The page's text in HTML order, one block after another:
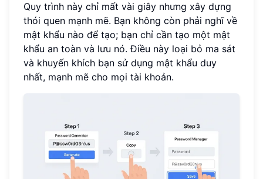
Quy trình này chỉ mất vài giây nhưng xây dựng
thói quen mạnh mẽ. Bạn không còn phải nghĩ về
mật khẩu nào để tạo; bạn chỉ cần tạo một mật
khẩu an toàn và lưu nó. Điều này loại bỏ ma sát
và khuyến khích bạn sử dụng mật khẩu duy
nhất, mạnh mẽ cho mọi tài khoản.